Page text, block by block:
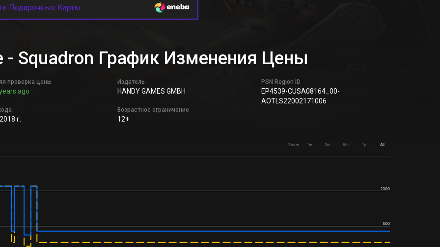
Подарочные Карты
Squadron График Изменения Цены
проверка цены
ago
г.
Издатель
HANDY GAMES GMBH
Возрастное ограничение
12+
PSN Region ID
EP4539-CUSA08164_00-
AOTLS22002171006
Zoom 1m 3m 6m 1y All
500
1000